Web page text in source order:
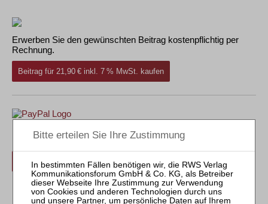
Erwerben Sie den gewünschten Beitrag kostenpflichtig per
Rechnung.
Beitrag für 21,90 € inkl. 7 % MwSt. kaufen
Erwerben Sie den gewünschten Beitrag kostenpflichtig mit
PayPal.
Beitrag für 21,90 € inkl. 7 % MwSt. kaufen
zurück